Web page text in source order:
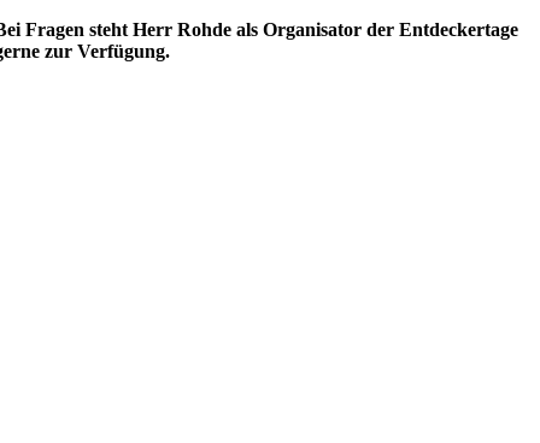
Fragen steht Herr Rohde als Organisator der Entdeckertage
zur Verfügung.